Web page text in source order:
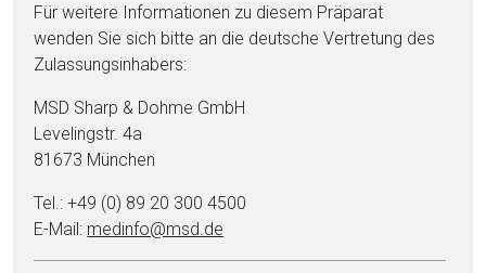
Für weitere Informationen zu diesem Präparat
wenden Sie sich bitte an die deutsche Vertretung des
Zulassungsinhabers:
MSD Sharp & Dohme GmbH
Levelingstr. 4a
81673 München
Tel.: +49 (0) 89 20 300 4500
E-Mail: medinfo@msd.de